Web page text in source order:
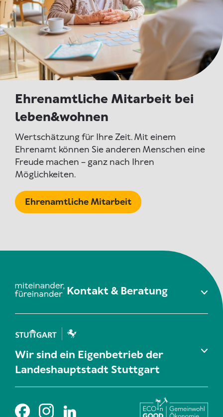
Ehrenamtliche Mitarbeit bei
leben&wohnen
Wertschätzung für Ihre Zeit. Mit einem
Ehrenamt können Sie anderen Menschen eine
Freude machen – ganz nach Ihren
Möglichkeiten.
Ehrenamtliche Mitarbeit
Kontakt & Beratung
Wir sind ein Eigenbetrieb der
Landeshauptstadt Stuttgart